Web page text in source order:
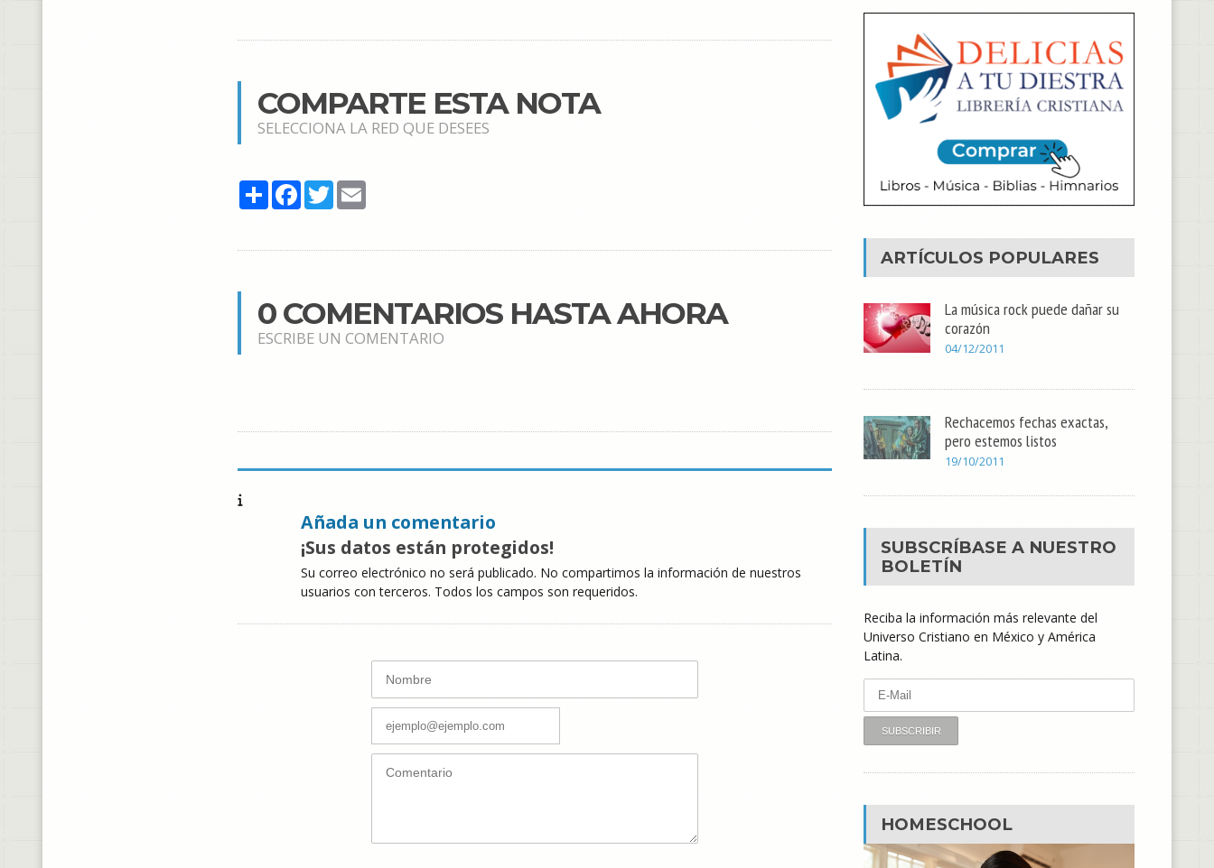
COMPARTE ESTA NOTA
SELECCIONA LA RED QUE DESEES
ShareFacebook
TwitterEmail
0 COMENTARIOS HASTA AHORA
ESCRIBE UN COMENTARIO
Añada un comentario
¡Sus datos están protegidos!
Su correo electrónico no será publicado. No compartimos la información de nuestros
usuarios con terceros. Todos los campos son requeridos.
ARTÍCULOS POPULARES
La música rock puede dañar su
corazón
04/12/2011
Rechacemos fechas exactas,
pero estemos listos
19/10/2011
SUBSCRÍBASE A NUESTRO
BOLETÍN
Reciba la información más relevante del
Universo Cristiano en México y América
Latina.
HOMESCHOOL